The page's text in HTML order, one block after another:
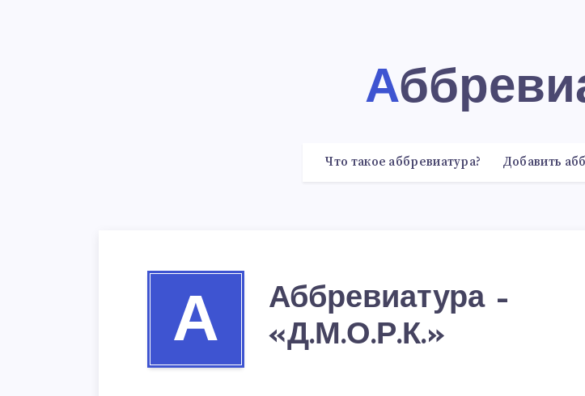
Что такое аббревиатура? Добавить
А
Аббревиатура –
«Д.М.О.Р.К.»